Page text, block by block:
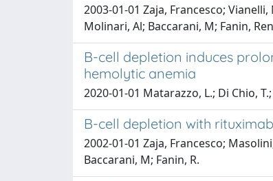
2003-01-01 Zaja, Francesco;
Molinari, Al; Baccarani, M; Fanin,
B-cell depletion induces
hemolytic anemia
2020-01-01 Matarazzo, L.; Di Chio,
B-cell depletion with
2002-01-01 Zaja, Francesco;
Baccarani, M; Fanin, R.